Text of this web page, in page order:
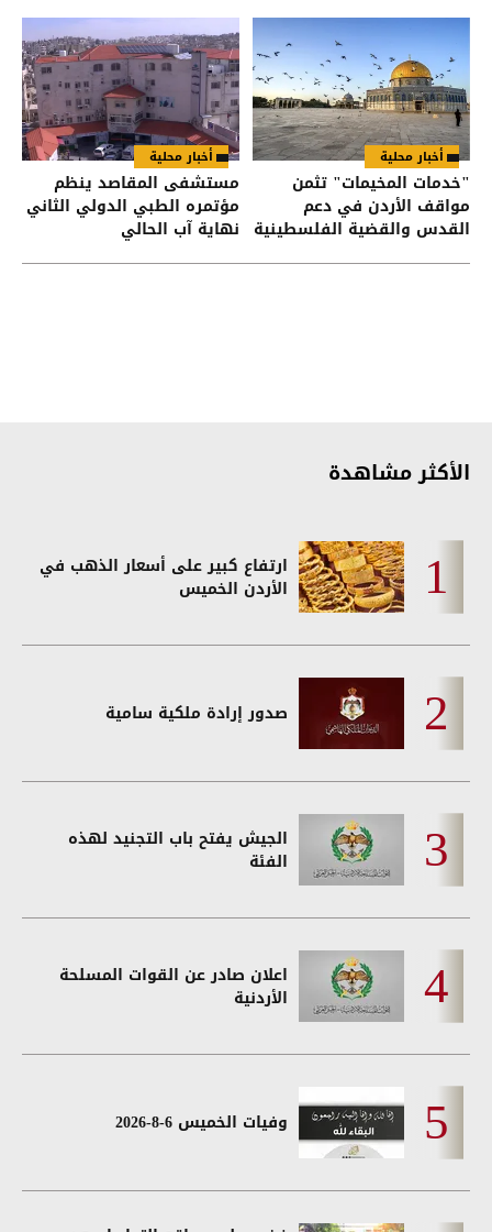
أخبار محلية
"خدمات المخيمات" تثمن
مواقف الأردن في دعم
القدس والقضية الفلسطينية
أخبار محلية
مستشفى المقاصد ينظم
مؤتمره الطبي الدولي الثاني
نهاية آب الحالي
الأكثر مشاهدة
ارتفاع كبير على أسعار الذهب في
الأردن الخميس
صدور إرادة ملكية سامية
الجيش يفتح باب التجنيد لهذه
الفئة
اعلان صادر عن القوات المسلحة
الأردنية
وفيات الخميس 6-8-2026